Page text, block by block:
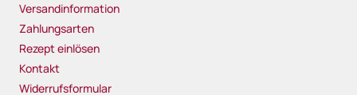
Versandinformation
Zahlungsarten
Rezept einlösen
Kontakt
Widerrufsformular